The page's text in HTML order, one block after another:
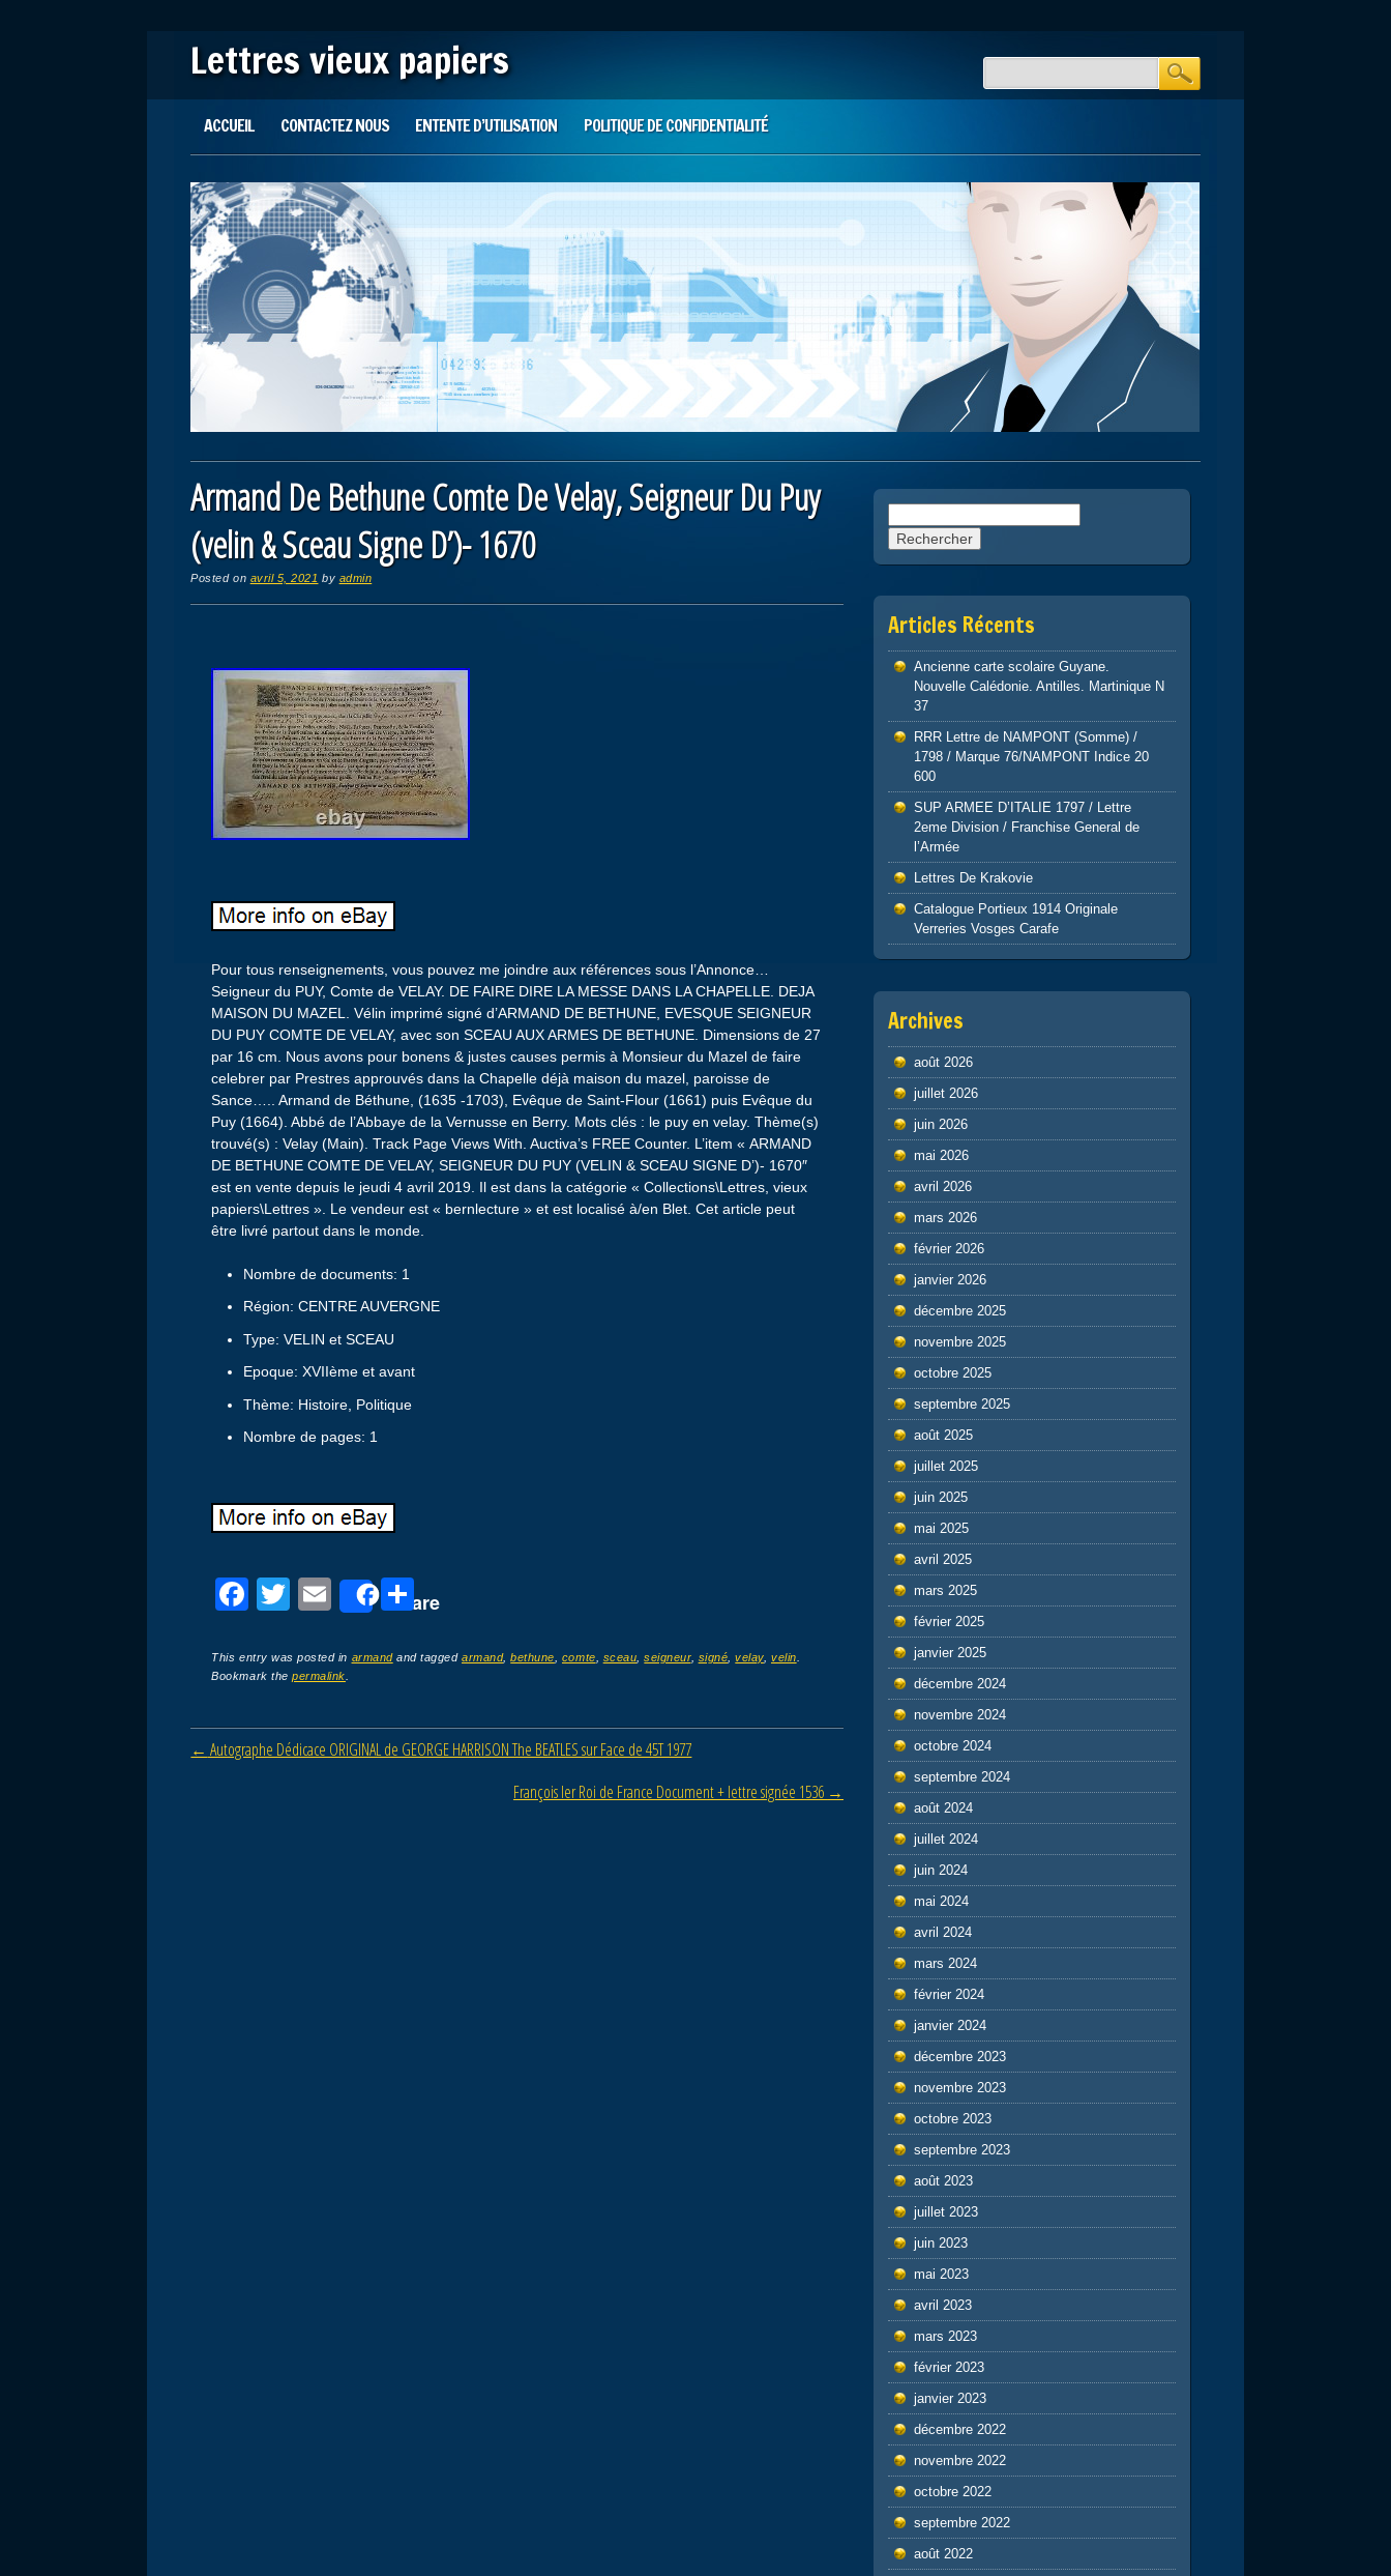
Lettres vieux papiers
Main menu
ACCUEIL CONTACTEZ NOUS ENTENTE D’UTILISATION POLITIQUE DE CONFIDENTIALITÉ
Armand De Bethune Comte De Velay, Seigneur Du Puy
(velin & Sceau Signe D’)- 1670
Posted on avril 5, 2021 by admin
Pour tous renseignements, vous pouvez me joindre aux références sous l’Annonce…
Seigneur du PUY, Comte de VELAY. DE FAIRE DIRE LA MESSE DANS LA CHAPELLE. DEJA
MAISON DU MAZEL. Vélin imprimé signé d’ARMAND DE BETHUNE, EVESQUE SEIGNEUR
DU PUY COMTE DE VELAY, avec son SCEAU AUX ARMES DE BETHUNE. Dimensions de 27
par 16 cm. Nous avons pour bonens & justes causes permis à Monsieur du Mazel de faire
celebrer par Prestres approuvés dans la Chapelle déjà maison du mazel, paroisse de
Sance….. Armand de Béthune, (1635 -1703), Evêque de Saint-Flour (1661) puis Evêque du
Puy (1664). Abbé de l’Abbaye de la Vernusse en Berry. Mots clés : le puy en velay. Thème(s)
trouvé(s) : Velay (Main). Track Page Views With. Auctiva’s FREE Counter. L’item « ARMAND
DE BETHUNE COMTE DE VELAY, SEIGNEUR DU PUY (VELIN & SCEAU SIGNE D’)- 1670″
est en vente depuis le jeudi 4 avril 2019. Il est dans la catégorie « Collections\Lettres, vieux
papiers\Lettres ». Le vendeur est « bernlecture » et est localisé à/en Blet. Cet article peut
être livré partout dans le monde.
Nombre de documents: 1
Région: CENTRE AUVERGNE
Type: VELIN et SCEAU
Epoque: XVIIème et avant
Thème: Histoire, Politique
Nombre de pages: 1
F
c
e
b
o
T
tt
er
E
ail
Share
P
ta
er
This entry was posted in armandand tagged armand,bethune comte sceau ,seigneur, signé ,velay, velin
Bookmark thepermalink
Post navigation
← Autographe Dédicace ORIGINAL de GEORGE HARRISON The BEATLES sur Face de 45T 1977
François Ier Roi de France Document + lettre signée 1536 →
Articles Récents
Ancienne carte scolaire Guyane.
Nouvelle Calédonie. Antilles. Martinique N
37
RRR Lettre de NAMPONT (Somme) /
1798 / Marque 76/NAMPONT Indice 20
600
SUP ARMEE D’ITALIE 1797 / Lettre
2eme Division / Franchise General de
l’Armée
Lettres De Krakovie
Catalogue Portieux 1914 Originale
Verreries Vosges Carafe
Archives
août 2026
juillet 2026
juin 2026
mai 2026
avril 2026
mars 2026
février 2026
janvier 2026
décembre 2025
novembre 2025
octobre 2025
septembre 2025
août 2025
juillet 2025
juin 2025
mai 2025
avril 2025
mars 2025
février 2025
janvier 2025
décembre 2024
novembre 2024
octobre 2024
septembre 2024
août 2024
juillet 2024
juin 2024
mai 2024
avril 2024
mars 2024
février 2024
janvier 2024
décembre 2023
novembre 2023
octobre 2023
septembre 2023
août 2023
juillet 2023
juin 2023
mai 2023
avril 2023
mars 2023
février 2023
janvier 2023
décembre 2022
novembre 2022
octobre 2022
septembre 2022
août 2022